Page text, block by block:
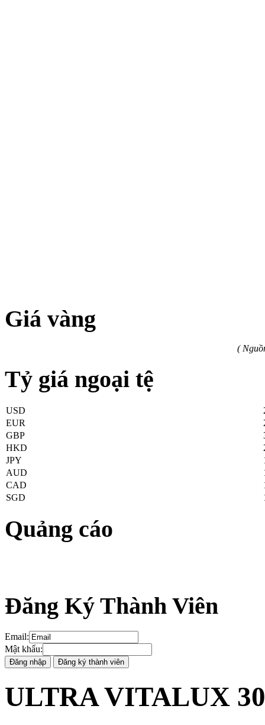
Giá vàng
(
Tỷ giá ngoại tệ
USD
EUR
GBP
HKD
JPY
AUD
CAD
SGD
Quảng cáo
Đăng Ký Thành Viên
Email:
Mật khẩu:
ULTRA VITALUX